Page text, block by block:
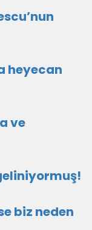
heyecan
ve
biz neden